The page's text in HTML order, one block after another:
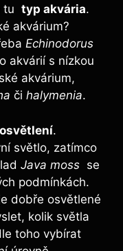
typ⁤ akvária.
akvárium?
Echinodorus
‌akvárií s nízkou
akvárium,
či halymenia.
osvětlení.⁣
světlo, zatímco
Java⁣ moss ⁢ se
podmínkách.
dobře osvětlené
kolik světla
toho vybírat